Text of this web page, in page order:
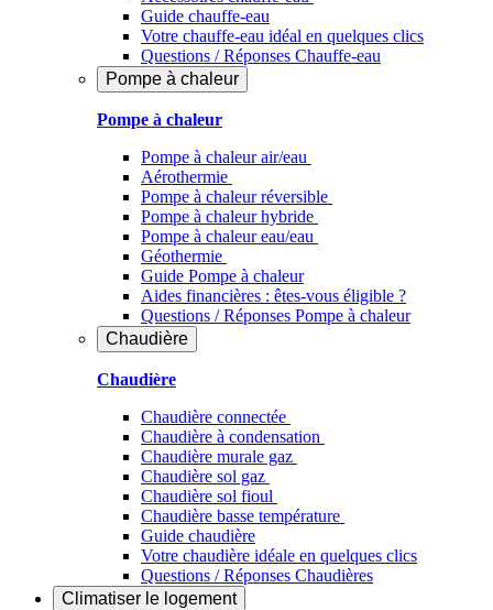
Guide chauffe-eau
Votre chauffe-eau idéal en quelques clics
Questions / Réponses Chauffe-eau
Pompe à chaleur
Pompe à chaleur
Pompe à chaleur air/eau
Aérothermie
Pompe à chaleur réversible
Pompe à chaleur hybride
Pompe à chaleur​ eau/eau
Géothermie
Guide Pompe à chaleur
Aides financières : êtes-vous éligible ?
Questions / Réponses Pompe à chaleur
Chaudière
Chaudière
Chaudière connectée
Chaudière à condensation
Chaudière murale gaz
Chaudière sol gaz
Chaudière sol fioul
Chaudière basse température
Guide chaudière
Votre chaudière idéale en quelques clics
Questions / Réponses Chaudières
Climatiser le logement